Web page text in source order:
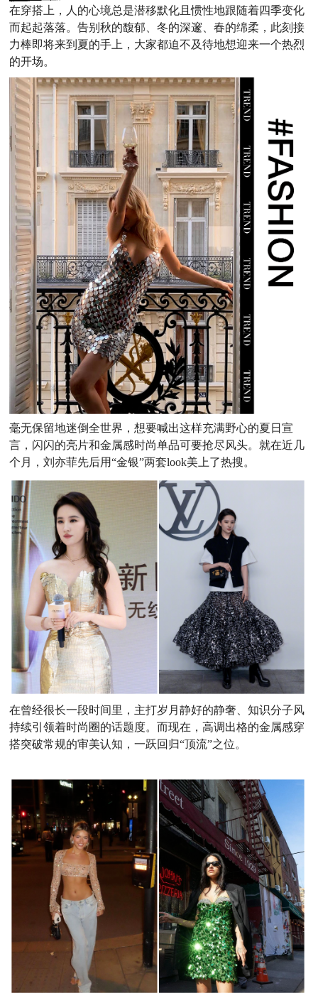
在穿搭上，人的心境总是潜移默化且惯性地跟随着四季变化
而起起落落。告别秋的馥郁、冬的深邃、春的绵柔，此刻接
力棒即将来到夏的手上，大家都迫不及待地想迎来一个热烈
的开场。
毫无保留地迷倒全世界，想要喊出这样充满野心的夏日宣
言，闪闪的亮片和金属感时尚单品可要抢尽风头。就在近几
个月，刘亦菲先后用“金银”两套look美上了热搜。
在曾经很长一段时间里，主打岁月静好的静奢、知识分子风
持续引领着时尚圈的话题度。而现在，高调出格的金属感穿
搭突破常规的审美认知，一跃回归“顶流”之位。